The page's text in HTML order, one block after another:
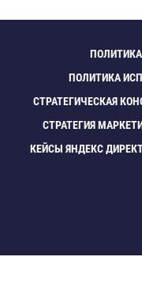
ПОЛИТИКА
СТРАТЕГИЧЕСКАЯ
СТРАТЕГИЯ
КЕЙСЫ ЯНДЕКС